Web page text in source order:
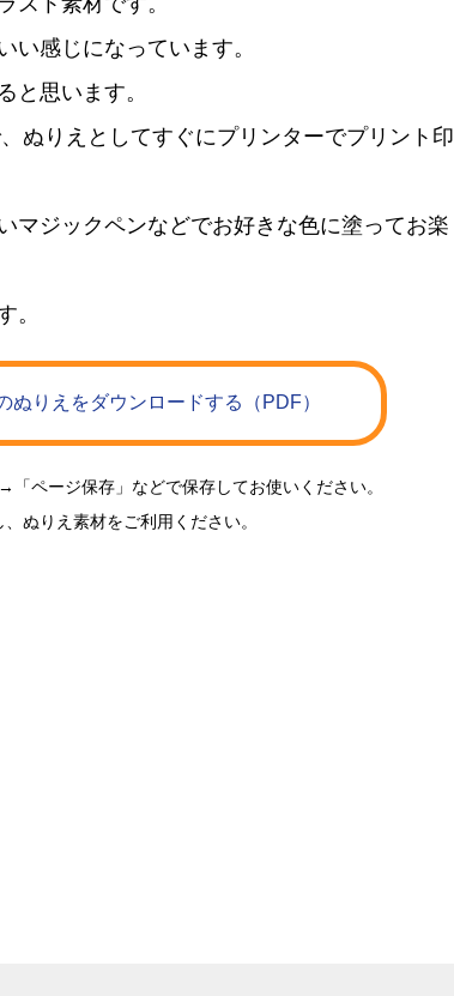
い感じになっています。
と思います。
ぬりえとしてすぐにプリンターでプリント印
マジックペンなどでお好きな色に塗ってお楽
。
りえをダウンロードする（PDF）
ページ保存」などで保存してお使いください。
ぬりえ素材をご利用ください。